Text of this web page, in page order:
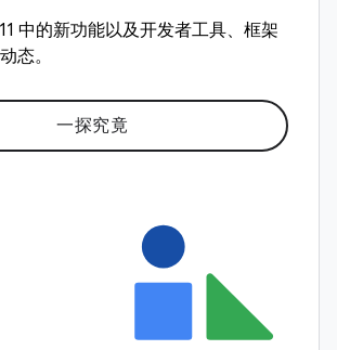
中的新功能以及开发者工具、框架
态。
一探究竟